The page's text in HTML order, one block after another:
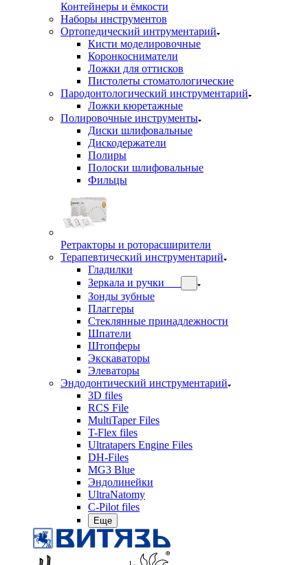
Контейнеры и ёмкости
Наборы инструментов
Ортопедический интрументарий
Кисти моделировочные
Коронкосниматели
Ложки для оттисков
Пистолеты стоматологические
Пародонтологический инструментарий
Ложки кюретажные
Полировочные инструменты
Диски шлифовальные
Дискодержатели
Полиры
Полоски шлифовальные
Фильцы
Ретракторы и роторасширители
Терапевтический инструментарий
Гладилки
Зеркала и ручки
Зонды зубные
Плаггеры
Стеклянные принадлежности
Шпатели
Штопферы
Экскаваторы
Элеваторы
Эндодонтический инструментарий
3D files
RCS File
MultiTaper Files
T-Flex files
Ultratapers Engine Files
DH-Files
MG3 Blue
Эндолинейки
UltraNatomy
C-Pilot files
Еще